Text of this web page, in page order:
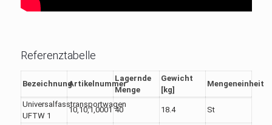
Referenztabelle
BezeichnungArtikelnummer
Lagernde
Menge
Gewicht
[kg]
Mengeneinheit
Universalfasstransportwagen
UFTW 1
10,10,1,0001 40 18.4 St